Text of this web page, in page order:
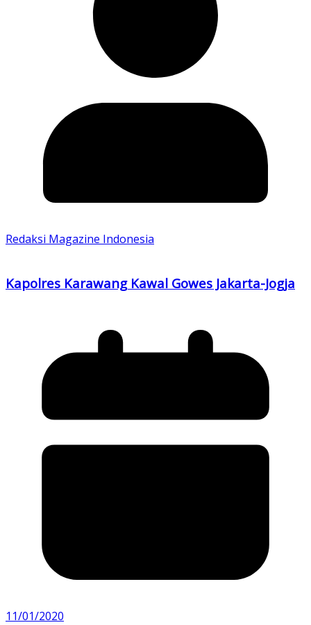
Redaksi Magazine Indonesia
Kapolres Karawang Kawal Gowes Jakarta-Jogja
11/01/2020